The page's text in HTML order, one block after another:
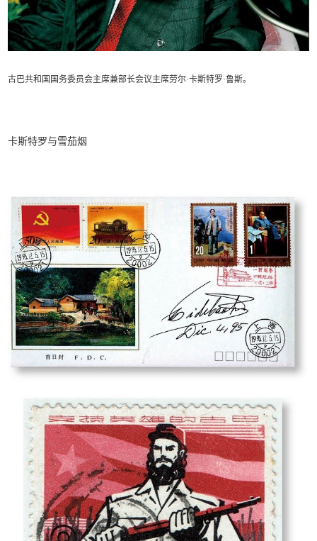
古巴共和国国务委员会主席兼部长会议主席劳尔·卡斯特罗·鲁斯。
卡斯特罗与雪茄烟